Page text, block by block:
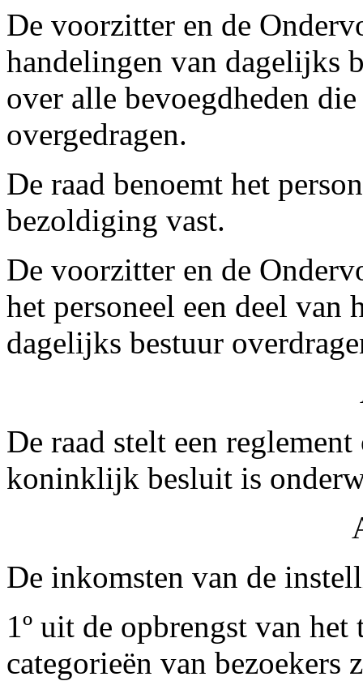
De voorzitter en de
handelingen van dagelijks
over alle bevoegdheden
overgedragen.
De raad benoemt het
bezoldiging vast.
De voorzitter en de
het personeel een deel van
dagelijks bestuur
De raad stelt een
koninklijk besluit is
De inkomsten van de
1º uit de opbrengst van
categorieën van bezoekers